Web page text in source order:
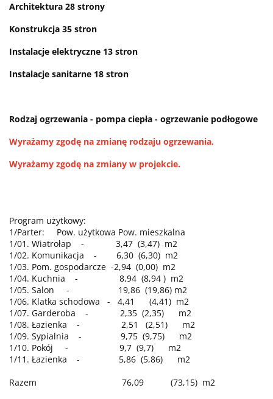
Architektura 28 strony
Konstrukcja 35 stron
Instalacje elektryczne 13 stron
Instalacje sanitarne 18 stron
Rodzaj ogrzewania - pompa ciepła - ogrzewanie podłogowe
Wyrażamy zgodę na zmianę rodzaju ogrzewania.
Wyrażamy zgodę na zmiany w projekcie.
Program użytkowy:
1/Parter: Pow. użytkowa Pow. mieszkalna
1/01. Wiatrołap - 3,47 (3,47) m2
1/02. Komunikacja - 6,30 (6,30) m2
1/03. Pom. gospodarcze -2,94 (0,00) m2
1/04. Kuchnia - 8,94 (8,94 ) m2
1/05. Salon - 19,86 (19,86) m2
1/06. Klatka schodowa - 4,41 (4,41) m2
1/07. Garderoba - 2,35 (2,35) m2
1/08. Łazienka - 2,51 (2,51) m2
1/09. Sypialnia - 9,75 (9,75) m2
1/10. Pokój - 9,7 (9,7) m2
1/11. Łazienka - 5,86 (5,86) m2
Razem 76,09 (73,15) m2